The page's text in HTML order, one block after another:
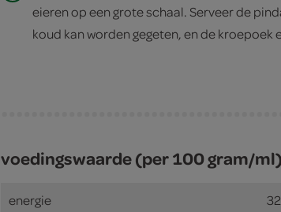
eieren op een grote schaal. Serveer de
koud kan worden gegeten, en de kroepoek
voedingswaarde (per 100 gram/ml)
energie